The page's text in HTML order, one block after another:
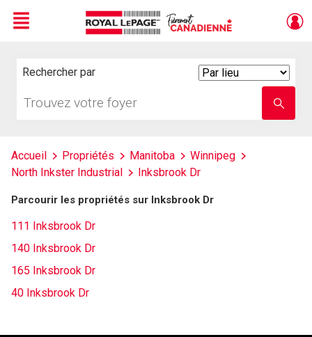
Menu
Rechercher par
votre
nom
Accueil Propriétés Manitoba
Winnipeg
North Inkster Industrial
Inksbrook Dr
Parcourir les propriétés sur Inksbrook Dr
111 Inksbrook Dr
140 Inksbrook Dr
165 Inksbrook Dr
40 Inksbrook Dr